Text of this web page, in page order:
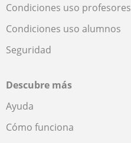
Condiciones uso profesores
Condiciones uso alumnos
Seguridad
Descubre más
Ayuda
Cómo funciona